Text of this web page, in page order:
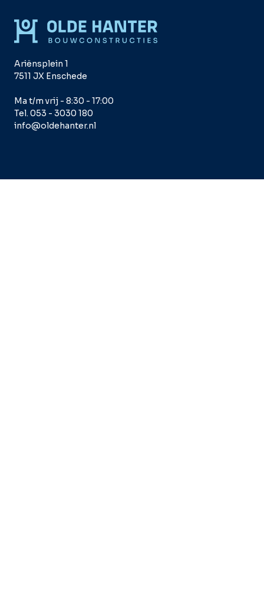
Ariënsplein 1
7511 JX Enschede
Ma t/m vrij - 8:30 - 17:00
Tel. 053 - 3030 180
info@oldehanter.nl